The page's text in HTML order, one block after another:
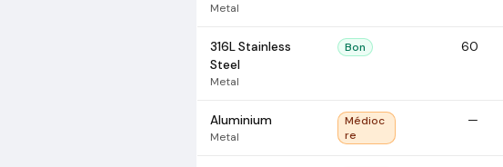
Metal
316L Stainless
Steel
Metal
Bon 60
Aluminium
Metal
Médioc
re
—